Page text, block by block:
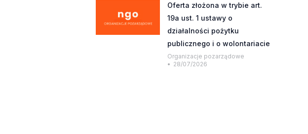
Oferta złożona w trybie art.
19a ust. 1 ustawy o
działalności pożytku
publicznego i o wolontariacie
Organizacje pozarządowe
28/07/2026